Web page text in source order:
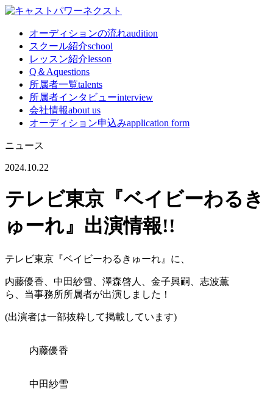
オーディションの流れaudition
スクール紹介school
レッスン紹介lesson
Q＆Aquestions
所属者一覧talents
所属者インタビューinterview
会社情報about us
オーディション申込みapplication form
ニュース
2024.10.22
テレビ東京『ベイビーわるき
ゅーれ』出演情報!!
テレビ東京『ベイビーわるきゅーれ』に、
内藤優香、中田紗雪、澤森啓人、金子興嗣、志波薫
ら、当事務所所属者が出演しました！
(出演者は一部抜粋して掲載しています)
内藤優香
中田紗雪